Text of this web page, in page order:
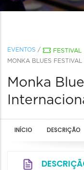
EVENTOS / FESTIVAL
MONKA BLUES
Monka
INÍCIO DESCRIÇÃO